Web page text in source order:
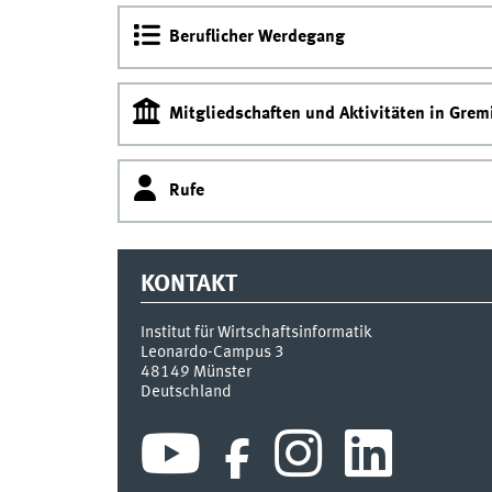
Beruflicher Werdegang
Mitgliedschaften und Aktivitäten in
Rufe
KONTAKT
Institut für Wirtschaftsinformatik
Leonardo-Campus 3
48149 Münster
Deutschland